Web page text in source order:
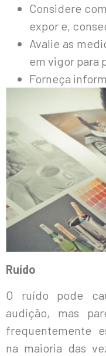
Considere
expor e,
Avalie as
em vigor para
Forneça
Ruído
O ruído pode
audição, mas
frequentemente
na maioria das